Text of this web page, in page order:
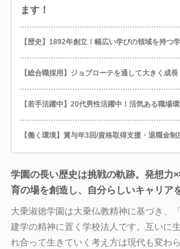
ます！
【歴史】1892年創立！幅広い学びの領域を持つ
【総合職採用】ジョブローテを通して大きく成長
【若手活躍中】20代男性活躍中！活気ある職場
【働く環境】賞与年3回/資格取得支援・退職金制
学園の長い歴史は挑戦の軌跡。発想力
育の場を創造し、自分らしいキャリア
大乗淑徳学園は大乗仏教精神に基づき、
建学の精神に置く学校法人です。互いに
れ合って生きていく考え方は現代も変わ